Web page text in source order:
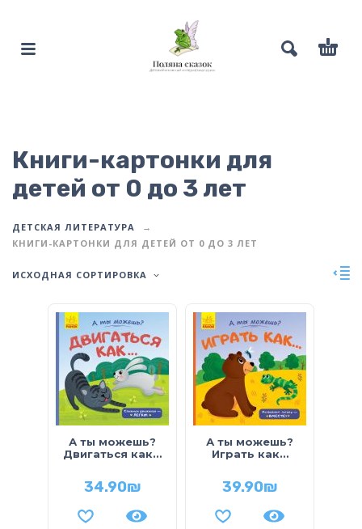
Книги-картонки для
детей от 0 до 3 лет
ДЕТСКАЯ ЛИТЕРАТУРА
КНИГИ-КАРТОНКИ ДЛЯ ДЕТЕЙ ОТ 0 ДО 3 ЛЕТ
ИСХОДНАЯ СОРТИРОВКА
А ты можешь?
Двигаться как…
34.90₪
А ты можешь?
Играть как…
39.90₪